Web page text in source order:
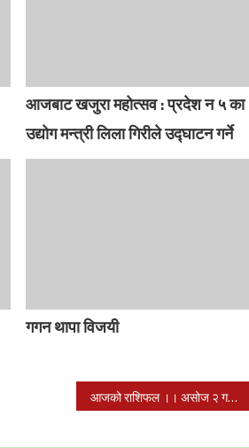
आजबाट खजुरा महोत्सव : प्रदेश न ५ का
उद्योग मन्त्री लिला गिरीले उद्घाटन गर्ने
गगन थापा विजयी
आजको राशिफल ।। असोज २ गते आईतवार ।।